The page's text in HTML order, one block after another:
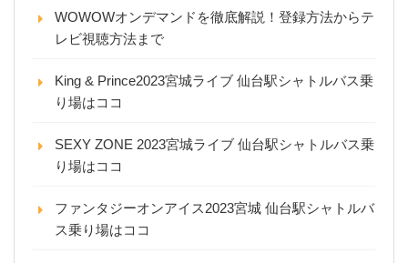
WOWOWオンデマンドを徹底解説！登録方法からテ
レビ視聴方法まで
King & Prince2023宮城ライブ 仙台駅シャトルバス乗
り場はココ
SEXY ZONE 2023宮城ライブ 仙台駅シャトルバス乗
り場はココ
ファンタジーオンアイス2023宮城 仙台駅シャトルバ
ス乗り場はココ